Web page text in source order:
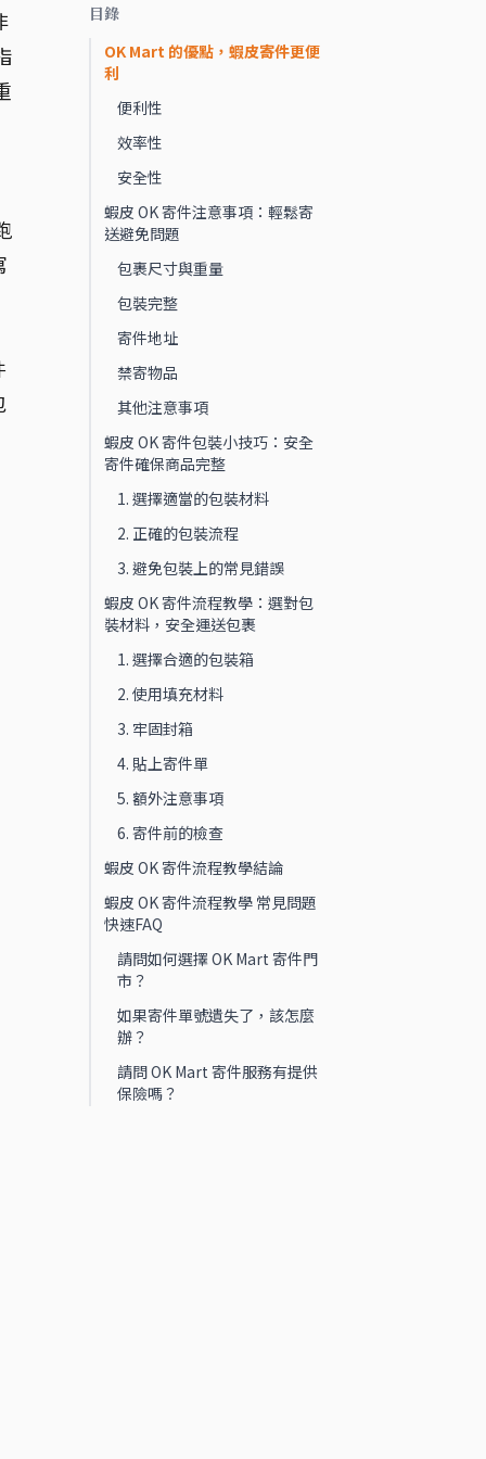
目錄
OK Mart 的優點，蝦皮寄件更便
利
便利性
效率性
安全性
蝦皮 OK 寄件注意事項：輕鬆寄
送避免問題
包裹尺寸與重量
包裝完整
寄件地址
禁寄物品
其他注意事項
蝦皮 OK 寄件包裝小技巧：安全
寄件確保商品完整
1. 選擇適當的包裝材料
2. 正確的包裝流程
3. 避免包裝上的常見錯誤
蝦皮 OK 寄件流程教學：選對包
裝材料，安全運送包裹
1. 選擇合適的包裝箱
2. 使用填充材料
3. 牢固封箱
4. 貼上寄件單
5. 額外注意事項
6. 寄件前的檢查
蝦皮 OK 寄件流程教學結論
蝦皮 OK 寄件流程教學 常見問題
快速FAQ
請問如何選擇 OK Mart 寄件門
市？
如果寄件單號遺失了，該怎麼
辦？
請問 OK Mart 寄件服務有提供
保險嗎？